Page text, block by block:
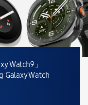
Watch9」
Watch